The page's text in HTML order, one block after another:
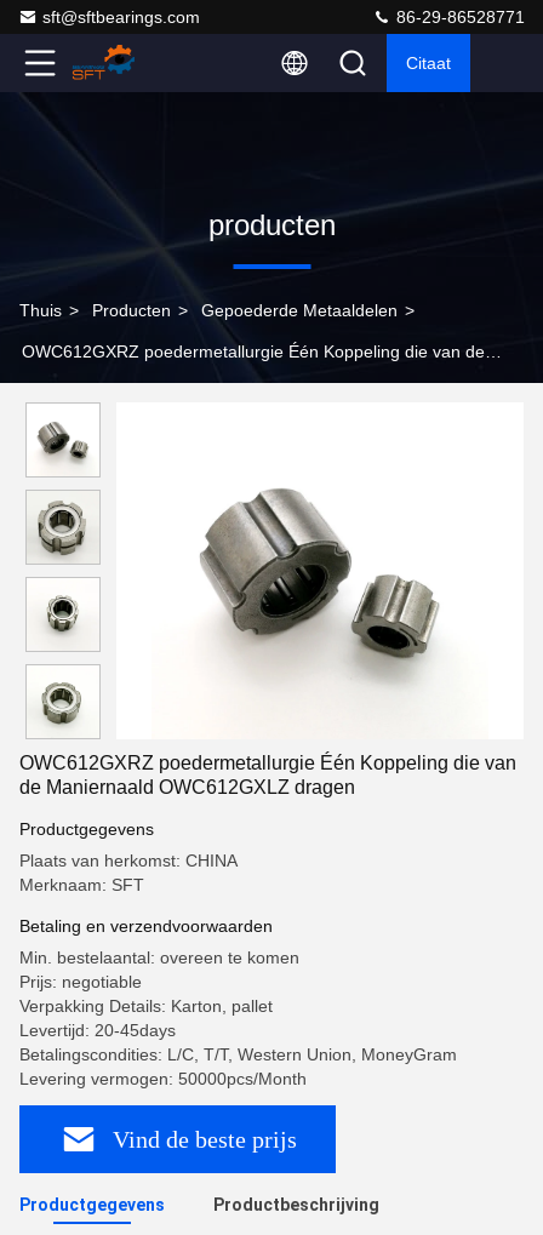
sft@sftbearings.com 86-29-86528771
Citaat
producten
Thuis > Producten > Gepoederde Metaaldelen >
OWC612GXRZ poedermetallurgie Één Koppeling die van de
OWC612GXRZ poedermetallurgie Één Koppeling die van
de Maniernaald OWC612GXLZ dragen
Productgegevens
Plaats van herkomst: CHINA
Merknaam: SFT
Betaling en verzendvoorwaarden
Min. bestelaantal: overeen te komen
Prijs: negotiable
Verpakking Details: Karton, pallet
Levertijd: 20-45days
Betalingscondities: L/C, T/T, Western Union, MoneyGram
Levering vermogen: 50000pcs/Month
Vind de beste prijs
Productgegevens Productbeschrijving